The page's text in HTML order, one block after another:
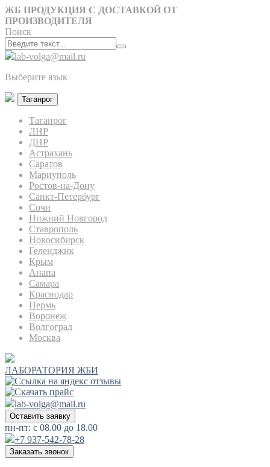
ЖБ ПРОДУКЦИЯ С ДОСТАВКОЙ ОТ
ПРОИЗВОДИТЕЛЯ
Поиск
lab-volga@mail.ru
Выберите язык
Таганрог
Таганрог
ЛНР
ДНР
Астрахань
Саратов
Мариуполь
Ростов-на-Дону
Санкт-Петербург
Сочи
Нижний Новгород
Ставрополь
Новосибирск
Геленджик
Крым
Анапа
Самара
Краснодар
Пермь
Воронеж
Волгоград
Москва
ЛАБОРАТОРИЯ ЖБИ
lab-volga@mail.ru
Оставить заявку
пн-пт: с 08.00 до 18.00
+7 937-542-78-28
Заказать звонок